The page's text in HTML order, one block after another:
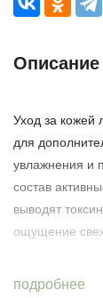
Описание
Уход за кожей
для
увлажнения и
состав
выводят
ощущение
подробнее